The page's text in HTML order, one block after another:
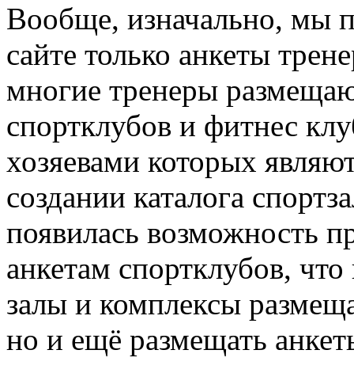
Вообще, изначально, мы
сайте только анкеты
многие тренеры
спортклубов и фитнес
хозяевами которых
создании каталога
появилась возможность
анкетам спортклубов,
залы и комплексы
но и ещё размещать